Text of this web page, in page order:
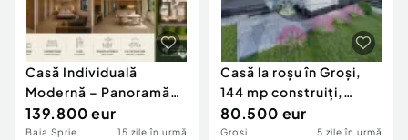
Casă Individuală
Modernă – Panoramă
Spectaculoasă spr
139.800 eur
Baia Sprie 15 zile în urmă
Casă la roșu în Groși,
144 mp construiți,
teren 536 mp,
80.500 eur
Grosi 5 zile în urmă